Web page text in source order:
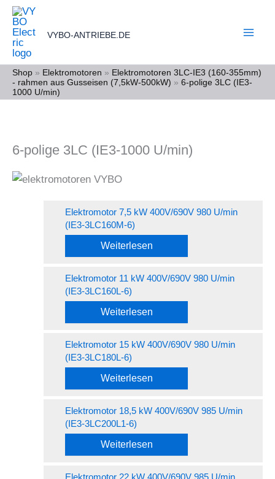
Zum
Inhalt
springen
VYBO-ANTRIEBE.DE
Shop » Elektromotoren » Elektromotoren 3LC-IE3 (160-355mm)
- rahmen aus Gusseisen (7,5kW-500kW) » 6-polige 3LC (IE3-
1000 U/min)
6-polige 3LC (IE3-1000 U/min)
Elektromotor 7,5 kW 400V/690V 980 U/min
(IE3-3LC160M-6)
Weiterlesen
Elektromotor 11 kW 400V/690V 980 U/min
(IE3-3LC160L-6)
Weiterlesen
Elektromotor 15 kW 400V/690V 980 U/min
(IE3-3LC180L-6)
Weiterlesen
Elektromotor 18,5 kW 400V/690V 985 U/min
(IE3-3LC200L1-6)
Weiterlesen
Elektromotor 22 kW 400V/690V 985 U/min